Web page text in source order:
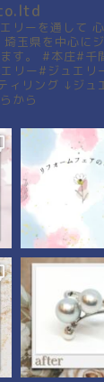
リーを通して
埼玉県を中心に
す。
#本庄#千
リー#ジュエリ
ィリング ↓ジュ
から